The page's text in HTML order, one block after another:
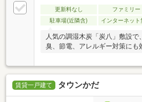
更新料なし ファミリー
駐車場(近隣含)
インターネット
人気の調湿木炭「炭八」敷設で
臭、節電、アレルギー対策にも
賃貸一戸建て タウンかだ